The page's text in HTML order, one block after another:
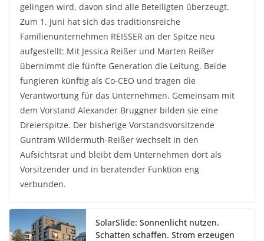
gelingen wird, davon sind alle Beteiligten überzeugt.
Zum 1. Juni hat sich das traditionsreiche
Familienunternehmen REISSER an der Spitze neu
aufgestellt: Mit Jessica Reißer und Marten Reißer
übernimmt die fünfte Generation die Leitung. Beide
fungieren künftig als Co-CEO und tragen die
Verantwortung für das Unternehmen. Gemeinsam mit
dem Vorstand Alexander Bruggner bilden sie eine
Dreierspitze. Der bisherige Vorstandsvorsitzende
Guntram Wildermuth-Reißer wechselt in den
Aufsichtsrat und bleibt dem Unternehmen dort als
Vorsitzender und in beratender Funktion eng
verbunden.
SolarSlide: Sonnenlicht nutzen.
Schatten schaffen. Strom erzeugen